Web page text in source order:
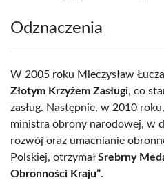
Odznaczenia
W 2005 roku Mieczysław
Złotym Krzyżem Zasługi, co
zasług. Następnie, w 2010
ministra obrony narodowej, w
rozwój oraz umacnianie
Polskiej, otrzymałSrebrny
Obronności Kraju”.